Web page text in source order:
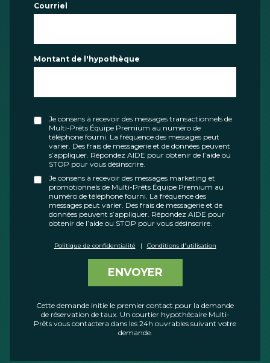
Courriel
Montant de l'hypothèque
Je consens à recevoir des messages transactionnels de
Multi-Prêts Équipe Premium au numéro de
téléphone fourni. La fréquence des messages peut
varier. Des frais de messagerie et de données peuvent
s’appliquer. Répondez AIDE pour obtenir de l’aide ou
STOP pour vous désinscrire.
Je consens à recevoir des messages marketing et
promotionnels de Multi-Prêts Équipe Premium au
numéro de téléphone fourni. La fréquence des
messages peut varier. Des frais de messagerie et de
données peuvent s’appliquer. Répondez AIDE pour
obtenir de l’aide ou STOP pour vous désinscrire.
Politique de confidentialité | Conditions d'utilisation
ENVOYER
Cette demande initie le premier contact pour la demande
de réservation de taux. Un courtier hypothécaire Multi-
Prêts vous contactera dans les 24h ouvrables suivant votre
demande.